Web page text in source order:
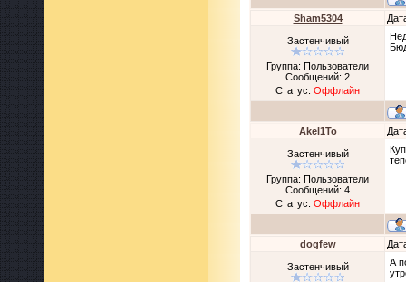
Sham5304
Застенчивый
Группа: Пользователи
Сообщений: 2
Статус: Оффлайн
Akel1To
Застенчивый
Группа: Пользователи
Сообщений: 4
Статус: Оффлайн
dogfew
Застенчивый
А